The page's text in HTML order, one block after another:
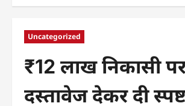
Uncategorized
₹12 लाख निकासी
दस्तावेज देकर दी